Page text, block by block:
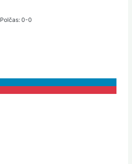
Polčas: 0-0